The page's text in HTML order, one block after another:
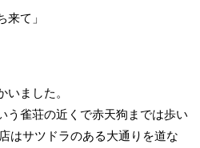
来て」
ました。
う雀荘の近くで赤天狗までは歩い
はサツドラのある大通りを道な